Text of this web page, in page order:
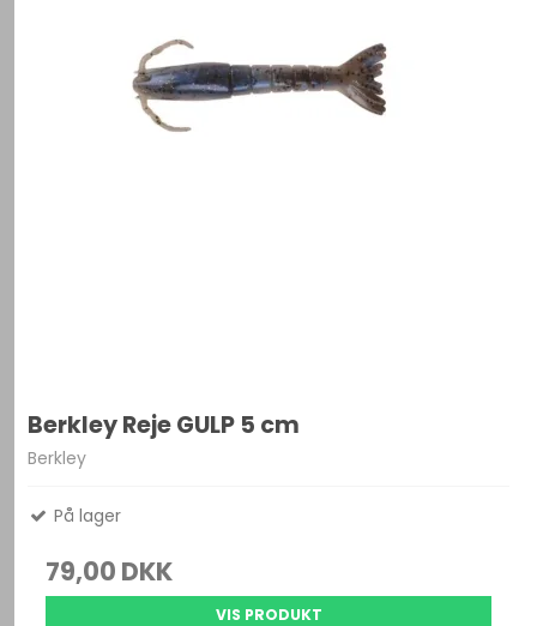
Berkley Reje GULP 5 cm
Berkley
På lager
79,00 DKK
VIS PRODUKT